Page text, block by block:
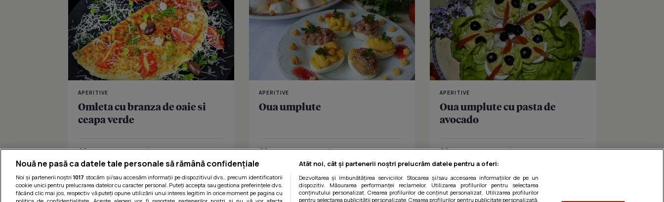
APERITIVE
Omleta cu branza de oaie si
ceapa verde
APERITIVE
Oua umplute
APERITIVE
Oua umplute cu pasta de
avocado
Nouă ne pasă ca datele tale personale să rămână confidențiale
Noi și partenerii noștri1017 stocăm și/sau accesăm informații pe dispozitivul dvs., precum identificatorii
cookie unici pentru prelucrarea datelor cu caracter personal. Puteți accepta sau gestiona preferințele dvs.
făcând clic mai jos, respectiv vă puteți opune utilizării unui interes legitim în orice moment pe pagina cu
Atât noi, cât și partenerii noștri prelucrăm datele pentru a oferi:
Dezvoltarea și îmbunătățirea serviciilor. Stocarea și/sau accesarea informațiilor de pe un
dispozitiv. Măsurarea performanței reclamelor. Utilizarea profilurilor pentru selectarea
conținutului personalizat. Crearea profilurilor de conținut personalizat. Utilizarea profilurilor
pentru selectarea publicității personalizate. Crearea profilurilor pentru publicitate personalizată.